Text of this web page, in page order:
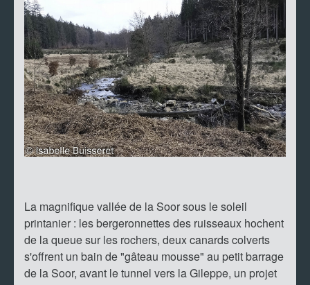
La magnifique vallée de la Soor sous le soleil
printanier : les bergeronnettes des ruisseaux hochent
de la queue sur les rochers, deux canards colverts
s'offrent un bain de "gâteau mousse" au petit barrage
de la Soor, avant le tunnel vers la Gileppe, un projet